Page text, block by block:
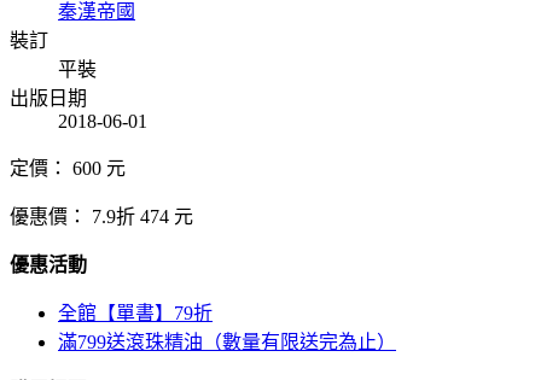
秦漢帝國
裝訂
平裝
出版日期
2018-06-01
定價： 600 元
優惠價： 7.9折 474 元
優惠活動
全館【單書】79折
滿799送滾珠精油（數量有限送完為止）